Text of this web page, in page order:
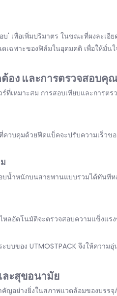
บ' เพื่อเพิ่มปริมาตร ในขณะที่ผงละ
ดเฉพาะของฟิล์มในอุดมคติ เพื่อให้
อง และการตรวจสอบคุ
เหมาะสม การสอบเทียบและการ
วบคุมด้วยฟีดแบ็คจะปรับความเร็ว
บน้ำหนักบนสายพานแบบรวมได้ทัน
หลอัตโนมัติจะตรวจสอบความแข็ง
บบของ UTMOSTPACK จึงให้คว
ะสุขอนามัย
อย่างยิ่งในสภาพแวดล้อมของบรร